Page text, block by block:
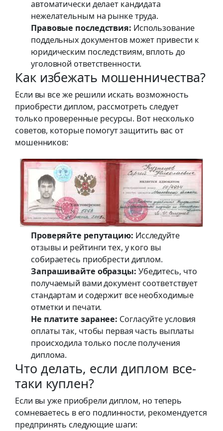
автоматически делает кандидата
нежелательным на рынке труда.
Правовые последствия: Использование
поддельных документов может привести к
юридическим последствиям, вплоть до
уголовной ответственности.
Как избежать мошенничества?
Если вы все же решили искать возможность
приобрести диплом, рассмотреть следует
только проверенные ресурсы. Вот несколько
советов, которые помогут защитить вас от
мошенников:
Проверяйте репутацию: Исследуйте
отзывы и рейтинги тех, у кого вы
собираетесь приобрести диплом.
Запрашивайте образцы: Убедитесь, что
получаемый вами документ соответствует
стандартам и содержит все необходимые
отметки и печати.
Не платите заранее: Согласуйте условия
оплаты так, чтобы первая часть выплаты
происходила только после получения
диплома.
Что делать, если диплом все-
таки куплен?
Если вы уже приобрели диплом, но теперь
сомневаетесь в его подлинности, рекомендуется
предпринять следующие шаги: